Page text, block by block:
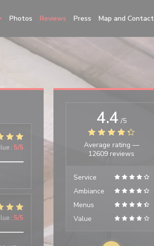
Photos Reviews Press Map and Contact
: 5/5
: 5/5
4.4 /5
Average rating —
12609 reviews
Service
Ambiance
Menus
Value